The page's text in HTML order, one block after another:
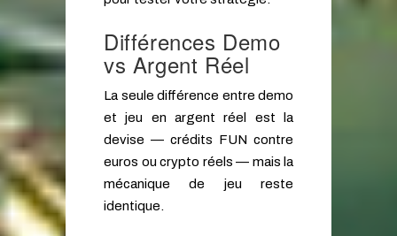
Différences Demo
vs Argent Réel
La seule différence entre demo
et jeu en argent réel est la
devise — crédits FUN contre
euros ou crypto réels — mais la
mécanique de jeu reste
identique.